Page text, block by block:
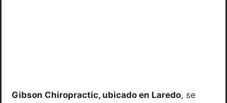
Gibson Chiropractic, ubicado en Laredo, se